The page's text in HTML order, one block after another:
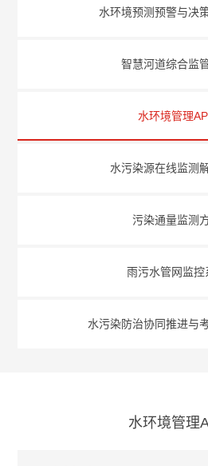
水环境预测预警与决
智慧河道综合监
水环境管理
水污染源在线监测
污染通量监测
雨污水管网监控
水污染防治协同推进与
水环境管理